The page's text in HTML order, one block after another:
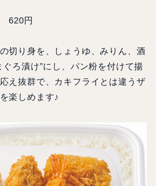
620円
切り身を、しょうゆ、みりん、酒
ぐろ漬け”にし、パン粉を付けて揚
え抜群で、カキフライとは違うザ
楽しめます♪